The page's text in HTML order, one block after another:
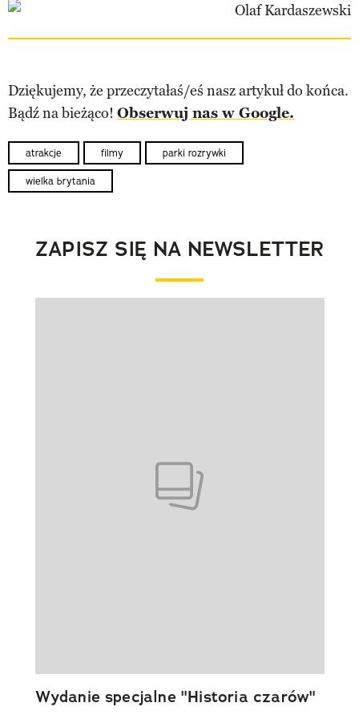
Dziękujemy, że przeczytałaś/eś nasz artykuł do końca.
Bądź na bieżąco! Obserwuj nas w Google.
atrakcje filmy parki rozrywki
wielka brytania
ZAPISZ SIĘ NA NEWSLETTER
Wydanie specjalne "Historia czarów"